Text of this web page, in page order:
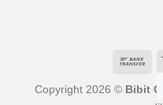
Copyright 2026 © Bibit